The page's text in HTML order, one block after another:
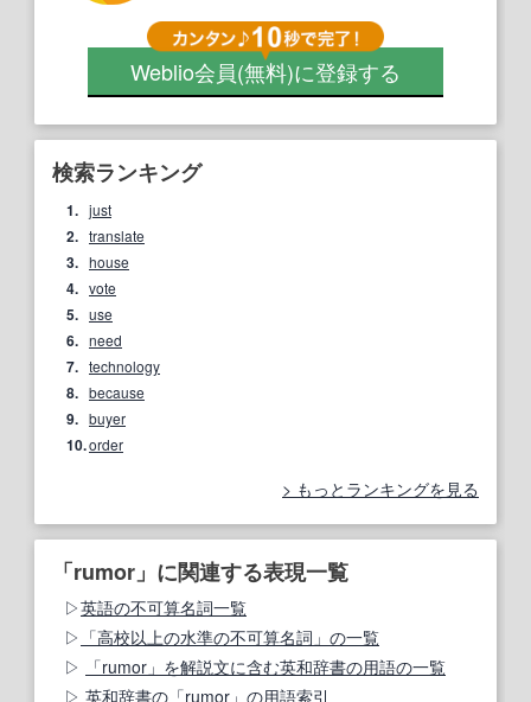
Weblio会員(無料)に登録する
検索ランキング
1. just
2. translate
3. house
4. vote
5. use
6. need
7. technology
8. because
9. buyer
10.order
もっとランキングを見る
「rumor」に関連する表現一覧
英語の不可算名詞一覧
「高校以上の水準の不可算名詞」の一覧
「rumor」を解説文に含む英和辞書の用語の一覧
英和辞書の「rumor」の用語索引